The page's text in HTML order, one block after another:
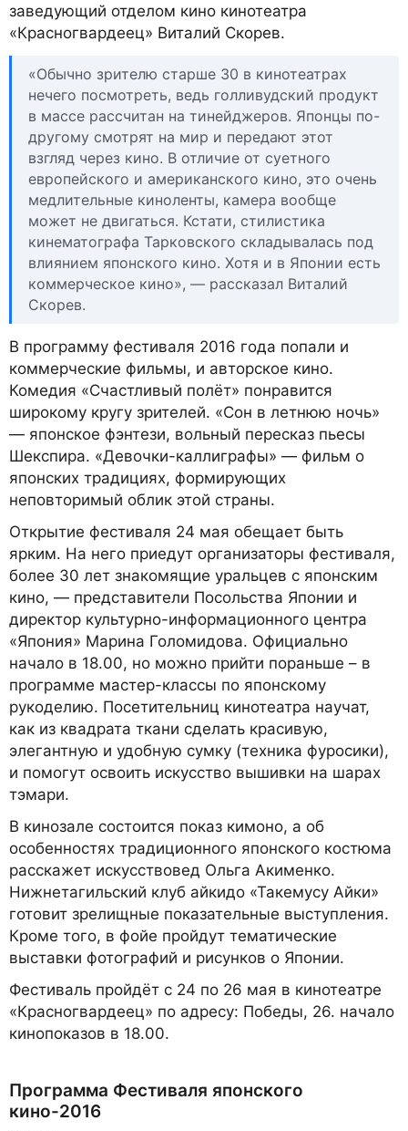
заведующий отделом кино кинотеатра
«Красногвардеец» Виталий Скорев.
«Обычно зрителю старше 30 в кинотеатрах
нечего посмотреть, ведь голливудский продукт
в массе рассчитан на тинейджеров. Японцы по-
другому смотрят на мир и передают этот
взгляд через кино. В отличие от суетного
европейского и американского кино, это очень
медлительные киноленты, камера вообще
может не двигаться. Кстати, стилистика
кинематографа Тарковского складывалась под
влиянием японского кино. Хотя и в Японии есть
коммерческое кино», — рассказал Виталий
Скорев.
В программу фестиваля 2016 года попали и
коммерческие фильмы, и авторское кино.
Комедия «Счастливый полёт» понравится
широкому кругу зрителей. «Сон в летнюю ночь»
— японское фэнтези, вольный пересказ пьесы
Шекспира. «Девочки-каллиграфы» — фильм о
японских традициях, формирующих
неповторимый облик этой страны.
Открытие фестиваля 24 мая обещает быть
ярким. На него приедут организаторы фестиваля,
более 30 лет знакомящие уральцев с японским
кино, — представители Посольства Японии и
директор культурно-информационного центра
«Япония» Марина Голомидова. Официально
начало в 18.00, но можно прийти пораньше – в
программе мастер-классы по японскому
рукоделию. Посетительниц кинотеатра научат,
как из квадрата ткани сделать красивую,
элегантную и удобную сумку (техника фуросики),
и помогут освоить искусство вышивки на шарах
тэмари.
В кинозале состоится показ кимоно, а об
особенностях традиционного японского костюма
расскажет искусствовед Ольга Акименко.
Нижнетагильский клуб айкидо «Такемусу Айки»
готовит зрелищные показательные выступления.
Кроме того, в фойе пройдут тематические
выставки фотографий и рисунков о Японии.
Фестиваль пройдёт с 24 по 26 мая в кинотеатре
«Красногвардеец» по адресу: Победы, 26. начало
кинопоказов в 18.00.
Программа Фестиваля японского
кино-2016